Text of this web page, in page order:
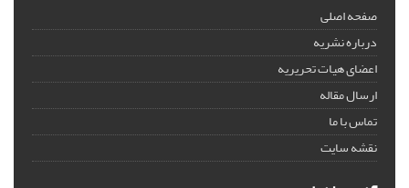
صفحه اصلی
درباره نشریه
اعضای هیات تحریریه
ارسال مقاله
تماس با ما
نقشه سایت